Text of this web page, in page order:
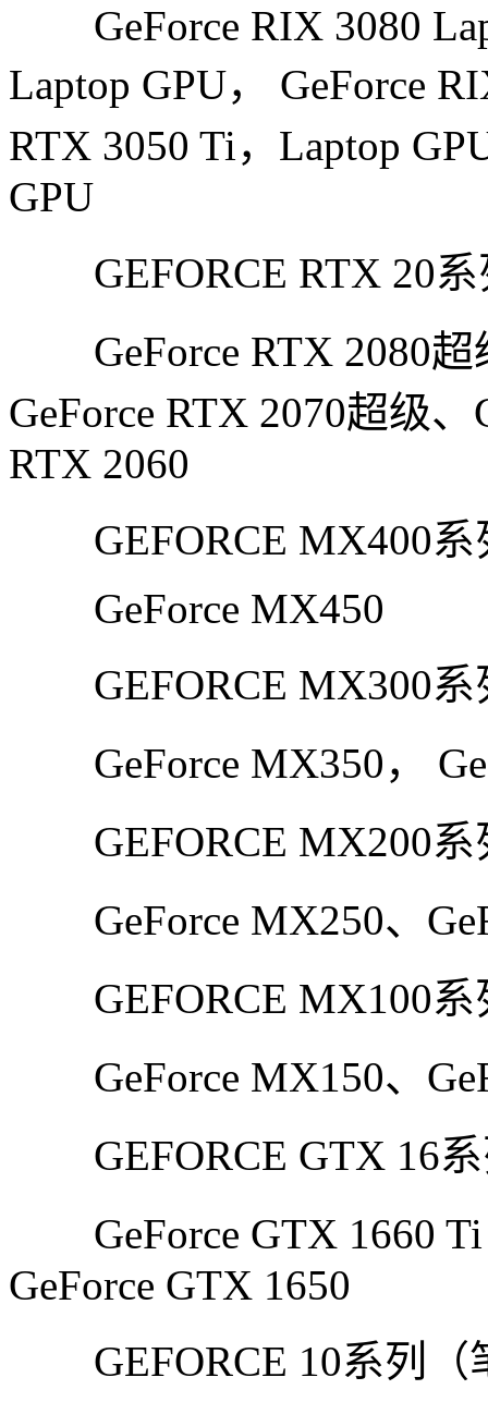
GeForce RIX 3080
Laptop GPU， GeForce
RTX 3050 Ti，Laptop
GPU
GEFORCE RTX 20系
GeForce RTX 2080超
GeForce RTX 2070超级
RTX 2060
GEFORCE MX400系
GeForce MX450
GEFORCE MX300系
GeForce MX350，
GEFORCE MX200系
GeForce MX250、
GEFORCE MX100系
GeForce MX150、
GEFORCE GTX 16系
GeForce GTX 1660 Ti
GeForce GTX 1650
GEFORCE 10系列（